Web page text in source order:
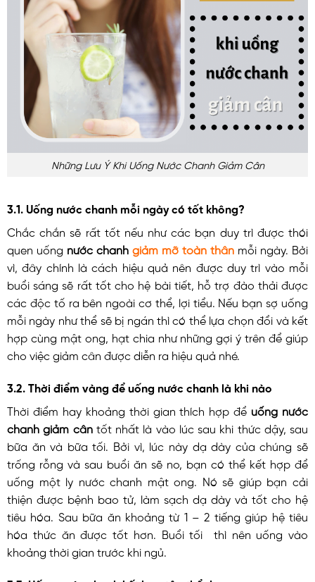
Những Lưu Ý Khi Uống Nước Chanh Giảm Cân
3.1. Uống nước chanh mỗi ngày có tốt không?
Chắc chắn sẽ rất tốt nếu như các bạn duy trì được thói
quen uống nước chanh giảm mỡ toàn thân mỗi ngày. Bởi
vì, đây chính là cách hiệu quả nên được duy trì vào mỗi
buổi sáng sẽ rất tốt cho hệ bài tiết, hỗ trợ đào thải được
các độc tố ra bên ngoài cơ thể, lợi tiểu. Nếu bạn sợ uống
mỗi ngày như thể sẽ bị ngán thì có thể lựa chọn đổi và kết
hợp cùng mật ong, hạt chia như những gợi ý trên để giúp
cho việc giảm cân được diễn ra hiệu quả nhé.
3.2. Thời điểm vàng để uống nước chanh là khi nào
Thời điểm hay khoảng thời gian thích hợp để uống nước
chanh giảm cântốt nhất là vào lúc sau khi thức dậy, sau
bữa ăn và bữa tối. Bởi vì, lúc này dạ dày của chúng sẽ
trống rỗng và sau buổi ăn sẽ no, bạn có thể kết hợp để
uống một ly nước chanh mật ong. Nó sẽ giúp bạn cải
thiện được bệnh bao tử, làm sạch dạ dày và tốt cho hệ
tiêu hóa. Sau bữa ăn khoảng từ 1 – 2 tiếng giúp hệ tiêu
hóa thức ăn được tốt hơn. Buổi tối thì nên uống vào
khoảng thời gian trước khi ngủ.